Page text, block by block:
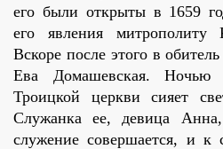
его были открыты в 1659
его явления митрополиту
Вскоре после этого в
Ева Домашевская.
Троицкой церкви сияет
Служанка ее, девица
служение совершается, и к